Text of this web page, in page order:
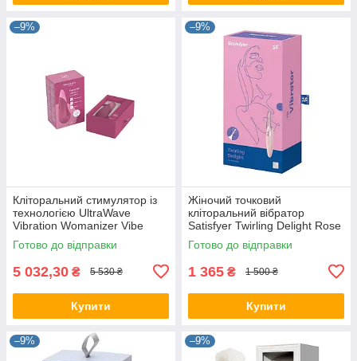
–9%
Кліторальний стимулятор із
технологією UltraWave
Vibration Womanizer Vibe
Dusky Pink
Готово до відправки
5 032,30 ₴ 5 530 ₴
Купити
–9%
Жіночий точковий
кліторальний вібратор
Satisfyer Twirling Delight Rose
Готово до відправки
1 365 ₴ 1 500 ₴
Купити
–9% –9%